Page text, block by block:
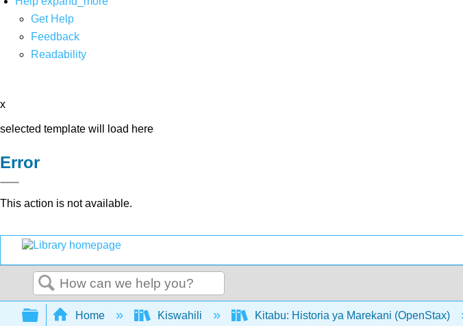
Get Help
Feedback
Readability
x
selected template will load here
Error
This action is not available.
Search
Expand/collapse global hierarchy
Home Kiswahili Kitabu: Historia ya Marekani (OpenStax)